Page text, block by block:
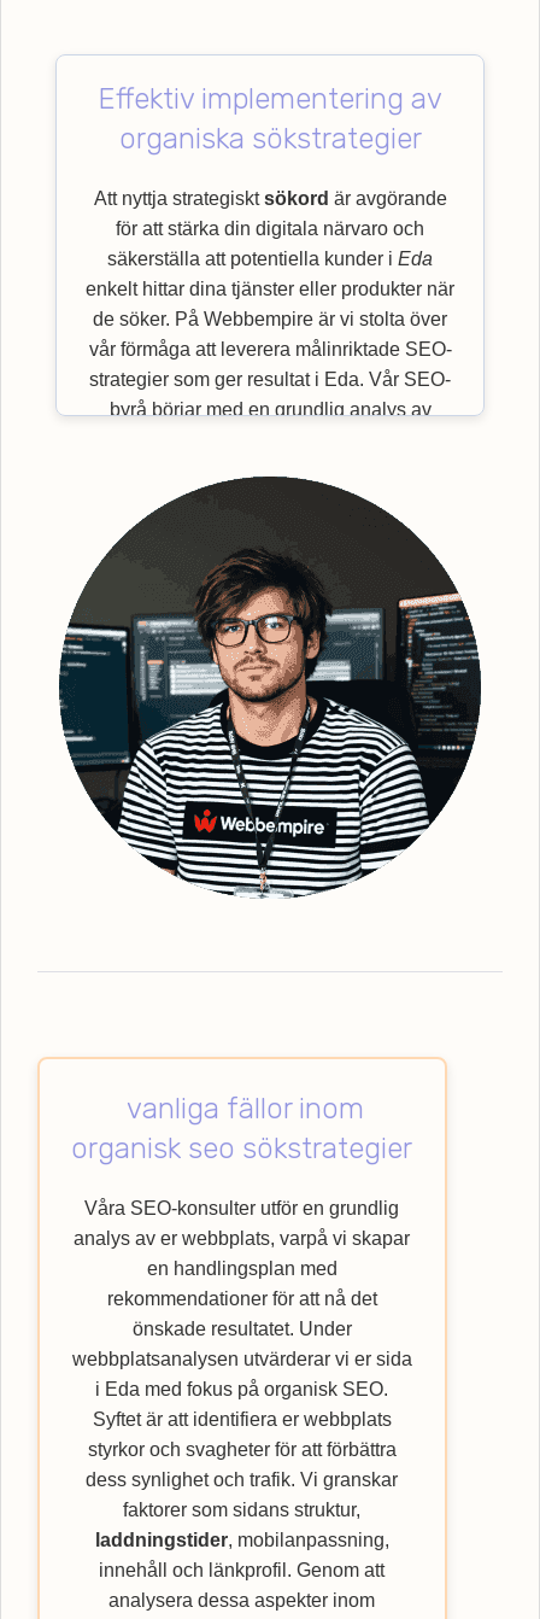
Effektiv implementering av
organiska sökstrategier
Att nyttja strategisktsökord är avgörande
för att stärka din digitala närvaro och
säkerställa att potentiella kunder i Eda
enkelt hittar dina tjänster eller produkter när
de söker. På Webbempire är vi stolta över
vår förmåga att leverera målinriktade SEO-
strategier som ger resultat i Eda. Vår SEO-
byrå börjar med en grundlig analys av
effektiv implementering av organiska
sökstrategier, säkerställer vi en bättre
synlighet för din webbplats. Efter grundlig
genomgång och identifiering av strategiska
sökord, optimerar vi din webbplats - från
kopiering till struktur och metadata. Detta
gör att vi kan förbättra din webbplats ranking
och därmed också den övergripande lokala
synligheten. Vi ser till att erbjuda den mest
effektivaorganiska SEO-tjänsten, oavsett
vilka lösningar du behöver. Webbempire
optimerar er digitala marknadsföring så att
din verksamhet står som ledande i SE-
resultaten. Som en framstående
genom att nyttja vår specialistkompetens
inom SEO. Upptäck hur Webbempire kan
förbättra din webbplats ranking och nå ut till
en bredare kundkrets med vår
vanliga fällor inom
organisk seo sökstrategier
Våra SEO-konsulter utför en grundlig
analys av er webbplats, varpå vi skapar
en handlingsplan med
rekommendationer för att nå det
önskade resultatet. Under
webbplatsanalysen utvärderar vi er sida
i Eda med fokus på organisk SEO.
Syftet är att identifiera er webbplats
styrkor och svagheter för att förbättra
dess synlighet och trafik. Vi granskar
faktorer som sidans struktur,
laddningstider, mobilanpassning,
innehåll och länkprofil. Genom att
analysera dessa aspekter inom